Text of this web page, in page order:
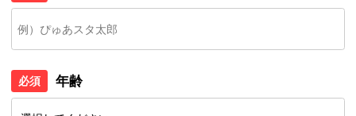
必須 年齢